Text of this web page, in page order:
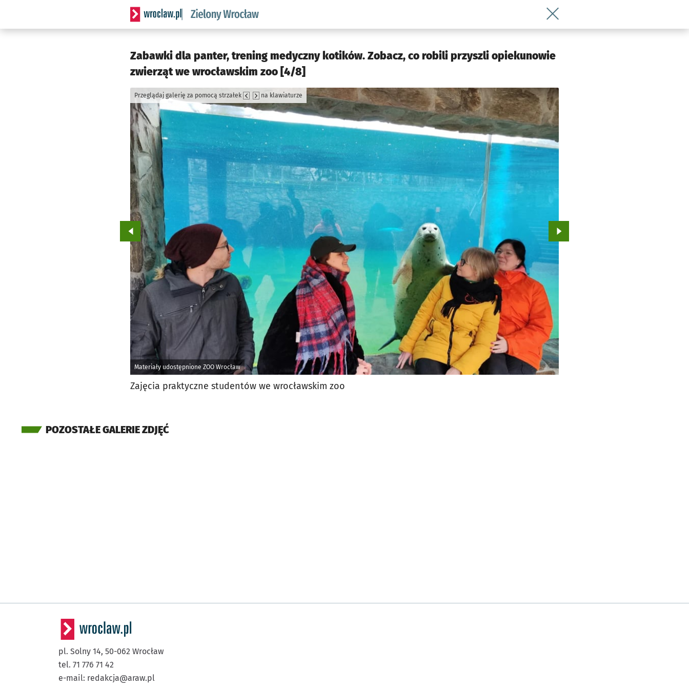
Serwis informacyjny wroclaw.pl podserwis: Środowisko we Wrocławiu
Wróć do artykułu Zabawki dla
Zabawki dla panter, trening medyczny kotików. Zobacz, co robili przyszli opiekunowie
zwierząt we wrocławskim zoo [4/8]
Materiały udostępnione ZOO Wrocław
Przeglądaj galerię za pomocą strzałek na klawiaturze
Przejdź do poprzedniego zdjęcia. Przejdź do kolejnego zdjęcia.
Zajęcia praktyczne studentów we wrocławskim zoo
POZOSTAŁE GALERIE ZDJĘĆ
pl. Solny 14, 50-062 Wrocław
tel. 71 776 71 42
e-mail: redakcja@araw.pl